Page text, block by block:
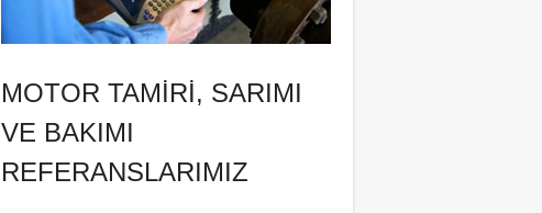
MOTOR TAMIRI, SARIMI
VE BAKIMI
REFERANSLARIMIZ